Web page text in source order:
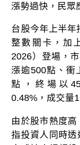
漲勢過快，民眾
台股今年上半年
整數關卡，加
2026）登場，
漲逾500點、衝
點，終場以
0.48%，成交量
由於股市熱度高
指投資人同時